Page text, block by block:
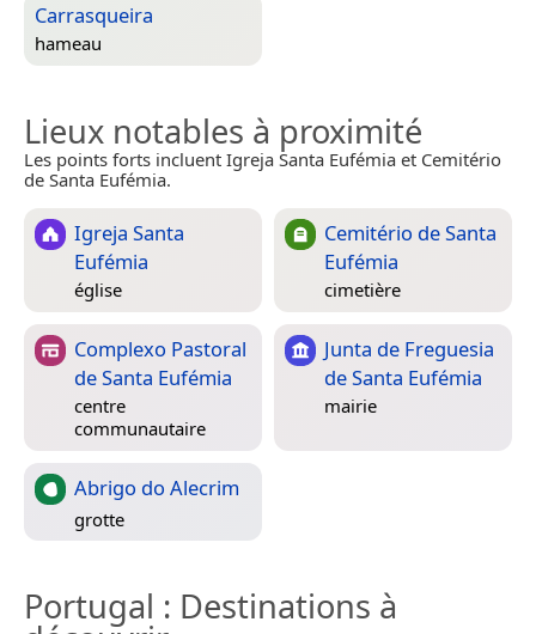
Carrasqueira
hameau
Lieux notables à proximité
Les points forts incluent Igreja Santa Eufémia et Cemitério
de Santa Eufémia.
Igreja Santa
Eufémia
église
Cemitério de Santa
Eufémia
cimetière
Complexo Pastoral
de Santa Eufémia
centre
communautaire
Junta de Freguesia
de Santa Eufémia
mairie
Abrigo do Alecrim
grotte
Portugal : Destinations à